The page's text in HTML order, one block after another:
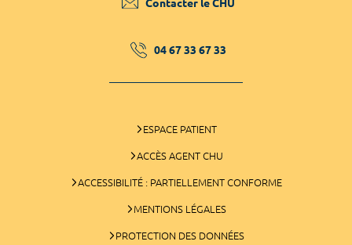
Contacter le CHU
04 67 33 67 33
ESPACE PATIENT
ACCÈS AGENT CHU
ACCESSIBILITÉ : PARTIELLEMENT CONFORME
MENTIONS LÉGALES
PROTECTION DES DONNÉES